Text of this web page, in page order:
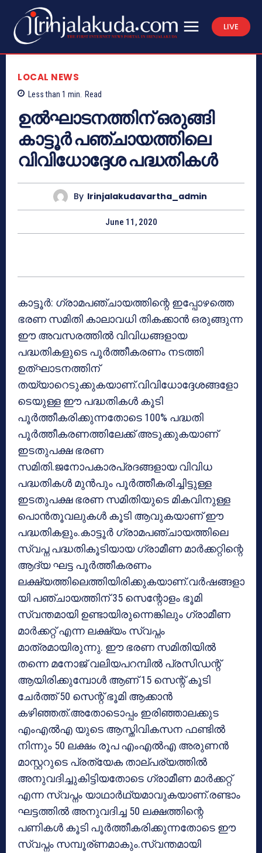
LIVE
LOCAL NEWS
Less than 1 min. Read
ഉൽഘാടനത്തിന് ഒരുങ്ങി
കാട്ടൂർ പഞ്ചായത്തിലെ
വിവിധോദ്ദേശ പദ്ധതികൾ
By Irinjalakudavartha_admin
June 11, 2020
കാട്ടൂർ: ഗ്രാമപഞ്ചായത്തിന്റെ ഇപ്പോഴത്തെ
ഭരണ സമിതി കാലാവധി തികക്കാൻ ഒരുങ്ങുന്ന
ഈ അവസരത്തിൽ വിവിധങ്ങളായ
പദ്ധതികളുടെ പൂർത്തീകരണം നടത്തി
ഉത്ഘാടനത്തിന്
തയ്യാറെടുക്കുകയാണ്.വിവിധോദ്ദേശങ്ങളോ
ടെയുള്ള ഈ പദ്ധതികൾ കൂടി
പൂർത്തീകരിക്കുന്നതോടെ 100% പദ്ധതി
പൂർത്തീകരണത്തിലേക്ക് അടുക്കുകയാണ്
ഇടതുപക്ഷ ഭരണ
സമിതി.ജനോപകാരപ്രദങ്ങളായ വിവിധ
പദ്ധതികൾ മുൻപും പൂർത്തീകരിച്ചിട്ടുള്ള
ഇടതുപക്ഷ ഭരണ സമിതിയുടെ മികവിനുള്ള
പൊൻതൂവലുകൾ കൂടി ആവുകയാണ് ഈ
പദ്ധതികളും.കാട്ടൂർ ഗ്രാമപഞ്ചായത്തിലെ
സ്വപ്ന പദ്ധതികൂടിയായ ഗ്രാമീണ മാർക്കറ്റിന്റെ
ആദ്യ ഘട്ട പൂർത്തീകരണം
ലക്ഷ്യത്തിലെത്തിയിരിക്കുകയാണ്.വർഷങ്ങളാ
യി പഞ്ചായത്തിന് 35 സെന്റോളം ഭൂമി
സ്വന്തമായി ഉണ്ടായിരുന്നെങ്കിലും ഗ്രാമീണ
മാർക്കറ്റ് എന്ന ലക്ഷ്യം സ്വപ്നം
മാത്രമായിരുന്നു. ഈ ഭരണ സമിതിയിൽ
തന്നെ മനോജ് വലിയപറമ്പിൽ പ്രസിഡന്റ്
ആയിരിക്കുമ്പോൾ ആണ് 15 സെന്റ് കൂടി
ചേർത്ത് 50 സെന്റ് ഭൂമി ആക്കാൻ
കഴിഞ്ഞത്.അതോടൊപ്പം ഇരിഞ്ഞാലക്കുട
എംഎൽഎ യുടെ ആസ്തിവികസന ഫണ്ടിൽ
നിന്നും 50 ലക്ഷം രൂപ എംഎൽഎ അരുണൻ
മാസ്റ്ററുടെ പ്രത്യേക താല്പര്യത്തിൽ
അനുവദിച്ചുകിട്ടിയതോടെ ഗ്രാമീണ മാർക്കറ്റ്
എന്ന സ്വപ്നം യാഥാർഥ്യമാവുകയാണ്.രണ്ടാം
ഘട്ടത്തിൽ അനുവദിച്ച 50 ലക്ഷത്തിന്റെ
പണികൾ കൂടി പൂർത്തീകരിക്കുന്നതോടെ ഈ
സ്വപ്നം സമ്പൂര്ണമാകും.സ്വന്തമായി